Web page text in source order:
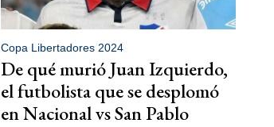
Copa Libertadores 2024
De qué murió Juan Izquierdo,
el futbolista que se desplomó
en Nacional vs San Pablo